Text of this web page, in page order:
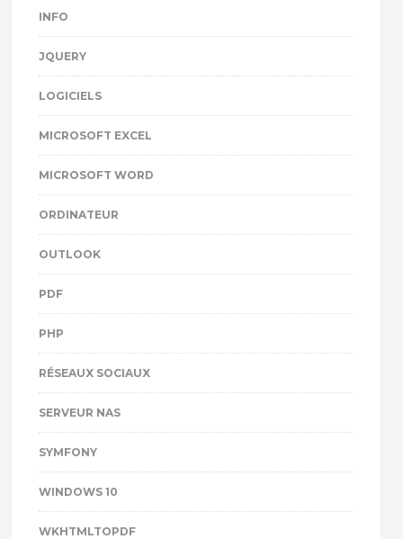
INFO
JQUERY
LOGICIELS
MICROSOFT EXCEL
MICROSOFT WORD
ORDINATEUR
OUTLOOK
PDF
PHP
RÉSEAUX SOCIAUX
SERVEUR NAS
SYMFONY
WINDOWS 10
WKHTMLTOPDF